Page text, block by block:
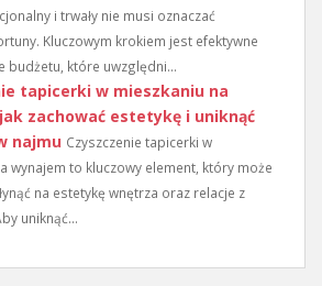
i trwały nie musi oznaczać
Kluczowym krokiem jest efektywne
budżetu, które uwzględni...
tapicerki w mieszkaniu na
zachować estetykę i uniknąć
najmu Czyszczenie tapicerki w
wynajem to kluczowy element, który może
na estetykę wnętrza oraz relacje z
uniknąć...